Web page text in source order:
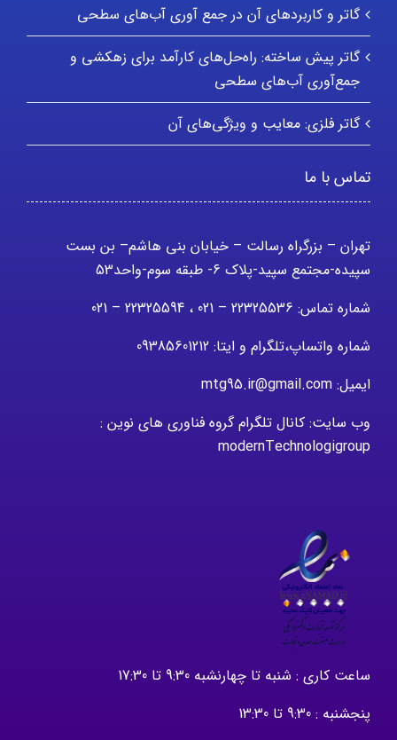
گاتر و کاربردهای آن در جمع آوری آب‌های سطحی
گاتر پیش ساخته: راه‌حل‌های کارآمد برای زهکشی و
جمع‌آوری آب‌های سطحی
گاتر فلزی: معایب و ویژگی‌های آن
تماس با ما
تهران – بزرگراه رسالت – خیابان بنی هاشم– بن بست
سپیده-مجتمع سپید-پلاک 6- طبقه سوم-واحد53
شماره تماس: 22325536 – 021 ، 22325594 – 021
شماره واتساپ،تلگرام و ایتا: 09385601212
ایمیل: mtg95.ir@gmail.com
وب سایت: کانال تلگرام گروه فناوری های نوین :
modernTechnologigroup
ساعت کاری : شنبه تا چهارنشبه 9:30 تا 17:30
پنجشنبه : 9:30 تا 13:30